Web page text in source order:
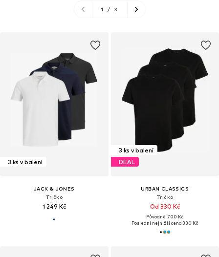
1 / 3
3 ks v balení
JACK & JONES
Tričko
1 249 Kč
3 ks v balení
DEAL
URBAN CLASSICS
Tričko
Od 330 Kč
Původně: 700 Kč
Poslední nejnižší cena:330 Kč